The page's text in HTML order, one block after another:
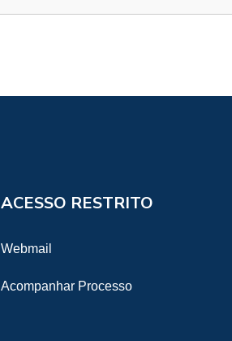
ACESSO RESTRITO
Webmail
Acompanhar Processo